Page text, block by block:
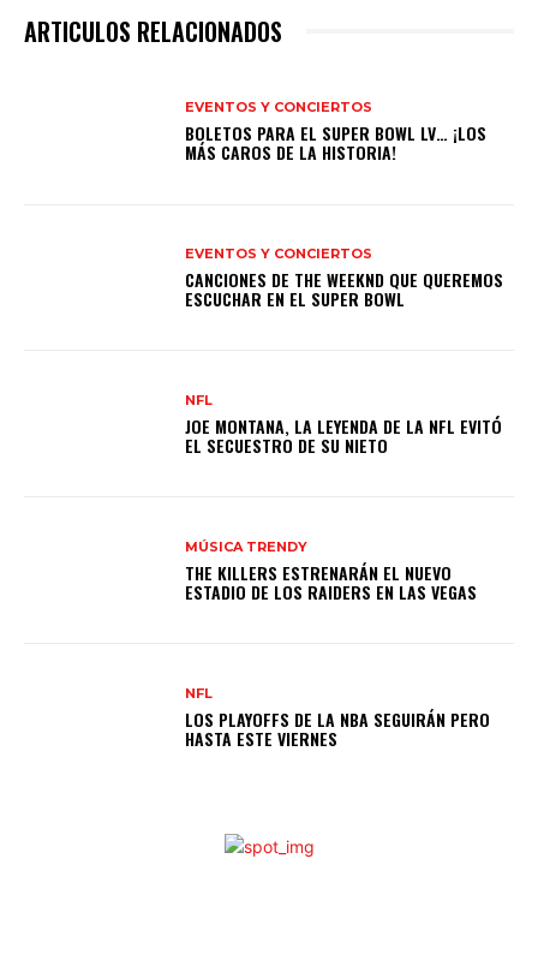
ARTICULOS RELACIONADOS
EVENTOS Y CONCIERTOS
BOLETOS PARA EL SUPER BOWL LV… ¡LOS
MÁS CAROS DE LA HISTORIA!
EVENTOS Y CONCIERTOS
CANCIONES DE THE WEEKND QUE QUEREMOS
ESCUCHAR EN EL SUPER BOWL
NFL
JOE MONTANA, LA LEYENDA DE LA NFL EVITÓ
EL SECUESTRO DE SU NIETO
MÚSICA TRENDY
THE KILLERS ESTRENARÁN EL NUEVO
ESTADIO DE LOS RAIDERS EN LAS VEGAS
NFL
LOS PLAYOFFS DE LA NBA SEGUIRÁN PERO
HASTA ESTE VIERNES